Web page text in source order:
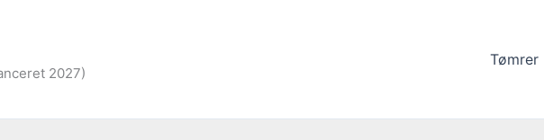
2027)
Tømrer